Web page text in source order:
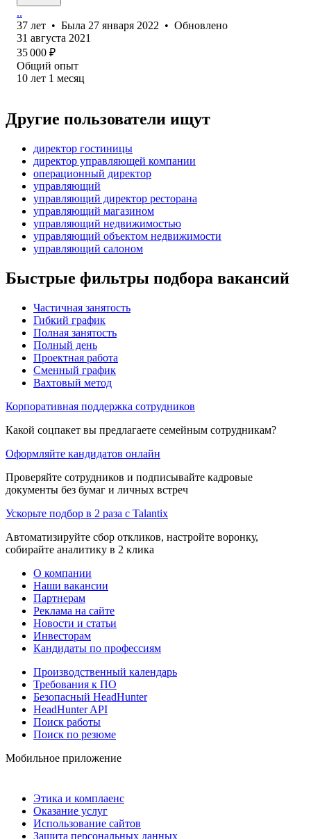
..
37 лет • Была 27 января 2022 • Обновлено
31 августа 2021
35 000 ₽
Общий опыт
10 лет 1 месяц
Другие пользователи ищут
директор гостиницы
директор управляющей компании
операционный директор
управляющий
управляющий директор ресторана
управляющий магазином
управляющий недвижимостью
управляющий объектом недвижимости
управляющий салоном
Быстрые фильтры подбора вакансий
Частичная занятость
Гибкий график
Полная занятость
Полный день
Проектная работа
Сменный график
Вахтовый метод
Корпоративная поддержка сотрудников
Какой соцпакет вы предлагаете семейным сотрудникам?
Оформляйте кандидатов онлайн
Проверяйте сотрудников и подписывайте кадровые
документы без бумаг и личных встреч
Ускорьте подбор в 2 раза с Talantix
Автоматизируйте сбор откликов, настройте воронку,
собирайте аналитику в 2 клика
О компании
Наши вакансии
Партнерам
Реклама на сайте
Новости и статьи
Инвесторам
Кандидаты по профессиям
Производственный календарь
Требования к ПО
Безопасный HeadHunter
HeadHunter API
Поиск работы
Поиск по резюме
Мобильное приложение
Этика и комплаенс
Оказание услуг
Использование сайтов
Защита персональных данных